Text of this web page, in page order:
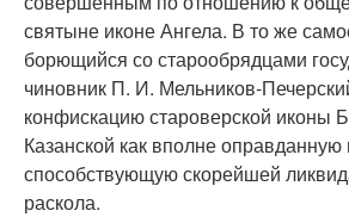
святыне иконе Ангела. В то же
борющийся со старообрядцами
чиновник П. И. Мельников-
конфискацию староверской иконы
Казанской как вполне оправданную
способствующую скорейшей
раскола.